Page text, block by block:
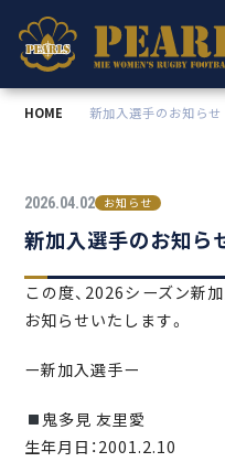
HOME 新加入選手のお知らせ
2026.04.02 お知らせ
新加入選手のお知ら
この度、2026シーズン新
お知らせいたします。
ー新加入選手ー
鬼多見 友里愛
生年月日：2001.2.10